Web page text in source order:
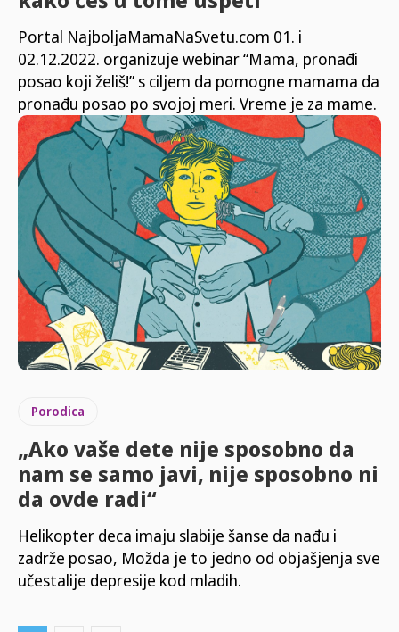
Portal NajboljaMamaNaSvetu.com 01. i
02.12.2022. organizuje webinar “Mama, pronađi
posao koji želiš!” s ciljem da pomogne mamama da
pronađu posao po svojoj meri. Vreme je za mame.
Porodica
„Ako vaše dete nije sposobno da
nam se samo javi, nije sposobno ni
da ovde radi“
Helikopter deca imaju slabije šanse da nađu i
zadrže posao, Možda je to jedno od objašjenja sve
učestalije depresije kod mladih.